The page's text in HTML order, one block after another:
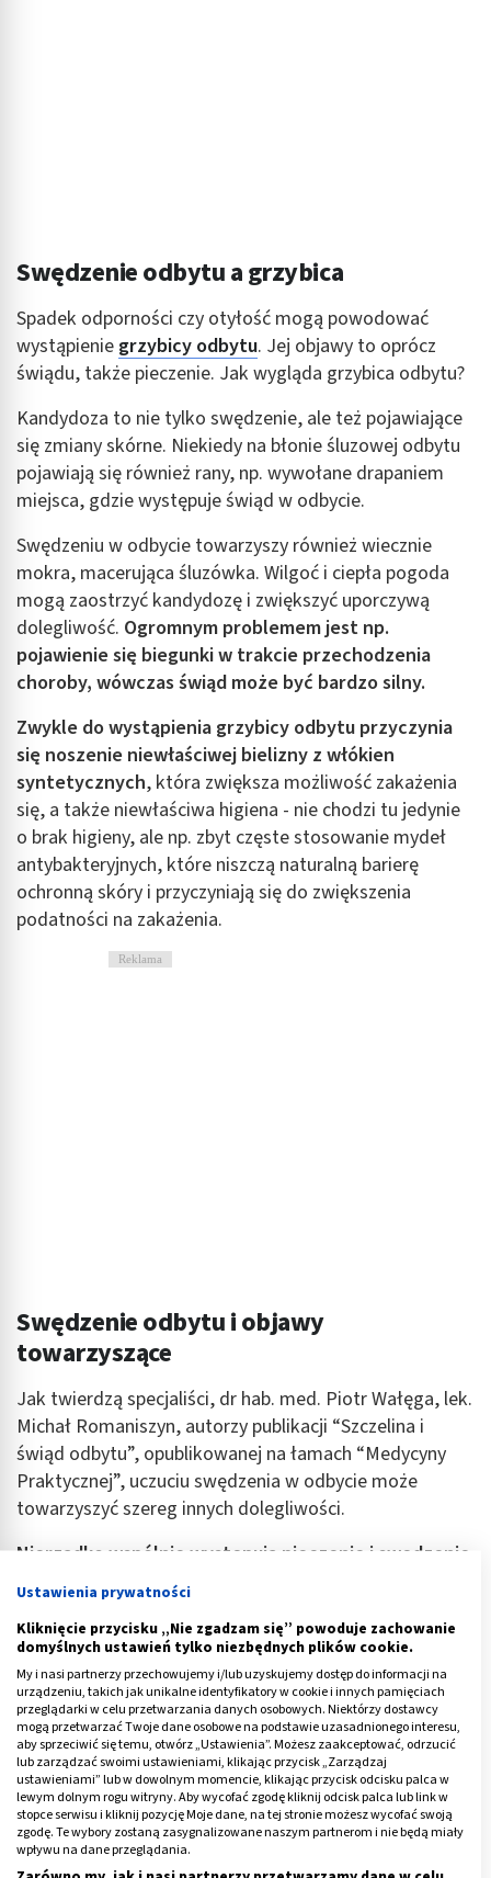
Swędzenie odbytu a grzybica
Spadek odporności czy otyłość mogą powodować
wystąpienie grzybicy odbytu. Jej objawy to oprócz
świądu, także pieczenie. Jak wygląda grzybica odbytu?
Kandydoza to nie tylko swędzenie, ale też pojawiające
się zmiany skórne. Niekiedy na błonie śluzowej odbytu
pojawiają się również rany, np. wywołane drapaniem
miejsca, gdzie występuje świąd w odbycie.
Swędzeniu w odbycie towarzyszy również wiecznie
mokra, macerująca śluzówka. Wilgoć i ciepła pogoda
mogą zaostrzyć kandydozę i zwiększyć uporczywą
dolegliwość. Ogromnym problemem jest np.
pojawienie się biegunki w trakcie przechodzenia
choroby, wówczas świąd może być bardzo silny.
Zwykle do wystąpienia grzybicy odbytu przyczynia
się noszenie niewłaściwej bielizny z włókien
syntetycznych, która zwiększa możliwość zakażenia
się, a także niewłaściwa higiena - nie chodzi tu jedynie
o brak higieny, ale np. zbyt częste stosowanie mydeł
antybakteryjnych, które niszczą naturalną barierę
ochronną skóry i przyczyniają się do zwiększenia
podatności na zakażenia.
Reklama
Swędzenie odbytu i objawy
towarzyszące
Jak twierdzą specjaliści, dr hab. med. Piotr Wałęga, lek.
Michał Romaniszyn, autorzy publikacji “Szczelina i
świąd odbytu”, opublikowanej na łamach “Medycyny
Praktycznej”, uczuciu swędzenia w odbycie może
towarzyszyć szereg innych dolegliwości.
Nierzadko wspólnie występują pieczenie i swędzenie
odbytu
. Niestety, kiedy piecze i swędzi odbyt trudno
skupić się na innych sprawach. Natomiast, gdy silne
swędzenie odbytu pojawia się w miejscach publicznych,
z powodu skrępowania, trudno jest zrealizować swoją
intensywną potrzebę drapania.
Warto zwrócić uwagę na tzw. klasyfikację według
Gordona, która pozwala na ocenę stanu miejscowego
skóry według czterech klinicznych stopni:
stopień 3. - występowanie lichenizacji z
przerośniętymi obrzękniętymi bruzdami,
Ustawienia prywatności
Kliknięcie przycisku „Nie zgadzam się” powoduje zachowanie
domyślnych ustawień tylko niezbędnych plików cookie.
My i nasi partnerzy przechowujemy i/lub uzyskujemy dostęp do informacji na
urządzeniu, takich jak unikalne identyfikatory w cookie i innych pamięciach
przeglądarki w celu przetwarzania danych osobowych. Niektórzy dostawcy
mogą przetwarzać Twoje dane osobowe na podstawie uzasadnionego interesu,
aby sprzeciwić się temu, otwórz „Ustawienia”. Możesz zaakceptować, odrzucić
lub zarządzać swoimi ustawieniami, klikając przycisk „Zarządzaj
ustawieniami” lub w dowolnym momencie, klikając przycisk odcisku palca w
lewym dolnym rogu witryny. Aby wycofać zgodę kliknij odcisk palca lub link w
stopce serwisu i kliknij pozycję Moje dane, na tej stronie możesz wycofać swoją
zgodę. Te wybory zostaną zasygnalizowane naszym partnerom i nie będą miały
wpływu na dane przeglądania.